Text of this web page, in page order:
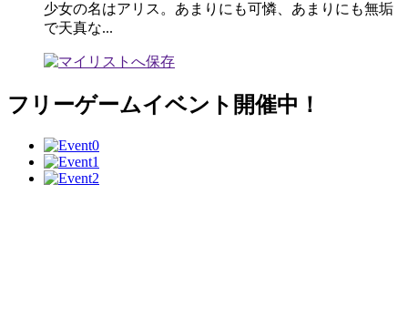
少女の名はアリス。あまりにも可憐、あまりにも無垢
で天真な...
フリーゲームイベント開催中！